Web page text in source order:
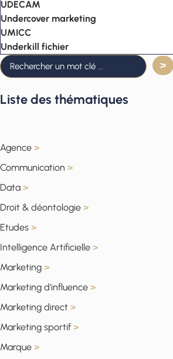
UDECAM
Undercover marketing
UMICC
Underkill fichier
Liste des thématiques
Agence >
Communication >
Data >
Droit & déontologie >
Etudes >
Intelligence Artificielle >
Marketing >
Marketing d'influence >
Marketing direct >
Marketing sportif >
Marque >